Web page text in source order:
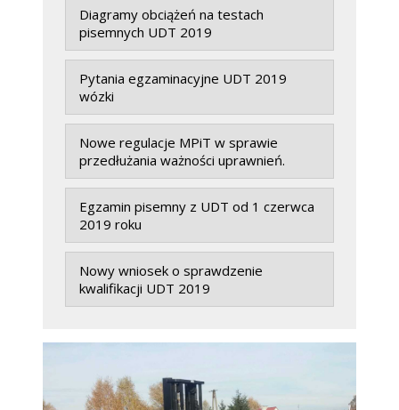
Diagramy obciążeń na testach
pisemnych UDT 2019
Pytania egzaminacyjne UDT 2019
wózki
Nowe regulacje MPiT w sprawie
przedłużania ważności uprawnień.
Egzamin pisemny z UDT od 1 czerwca
2019 roku
Nowy wniosek o sprawdzenie
kwalifikacji UDT 2019